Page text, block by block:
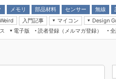
メモリ
部品材料
センサー 無線
アナログ機能回路
計測とテスト
入門記事
マイコン
Design
機器
CEATEC
組込み/エッジコンピューティ
Microchip情報
電子版
読者登録（メルマガ登録）